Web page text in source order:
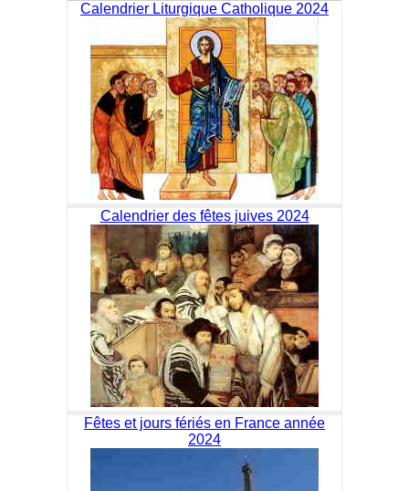
Calendrier Liturgique Catholique 2024
Calendrier des fêtes juives 2024
Fêtes et jours fériés en France année
2024